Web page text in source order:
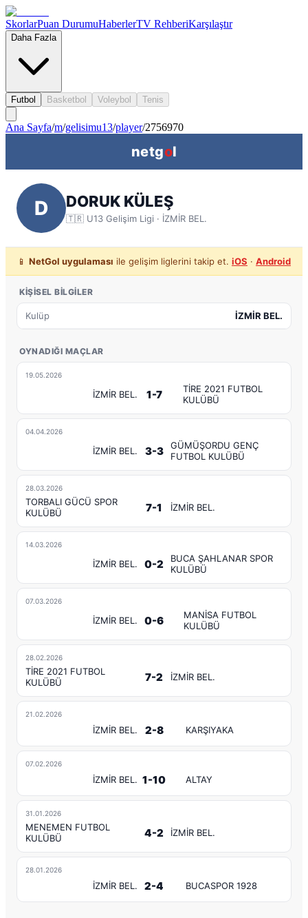
SkorlarPuan DurumuHaberlerTV RehberiKarşılaştır
Daha Fazla
Futbol Basketbol Voleybol Tenis
Ana Sayfa/m/gelisimu13/player/2756970
netgol
D DORUK KÜLEŞ
🇹🇷 U13 Gelişim Ligi · İZMİR BEL.
📱 NetGol uygulaması ile gelişim liglerini takip et. iOS · Android
KIŞISEL BILGILER
Kulüp İZMİR BEL.
OYNADIĞI MAÇLAR
19.05.2026
İZMİR BEL. 1-7
TİRE 2021 FUTBOL
KULÜBÜ
04.04.2026
İZMİR BEL. 3-3
GÜMÜŞORDU GENÇ
FUTBOL KULÜBÜ
28.03.2026
TORBALI GÜCÜ SPOR
KULÜBÜ
7-1 İZMİR BEL.
14.03.2026
İZMİR BEL. 0-2
BUCA ŞAHLANAR SPOR
KULÜBÜ
07.03.2026
İZMİR BEL. 0-6
MANİSA FUTBOL
KULÜBÜ
28.02.2026
TİRE 2021 FUTBOL
KULÜBÜ
7-2 İZMİR BEL.
21.02.2026
İZMİR BEL. 2-8 KARŞIYAKA
07.02.2026
İZMİR BEL. 1-10 ALTAY
31.01.2026
MENEMEN FUTBOL
KULÜBÜ
4-2 İZMİR BEL.
28.01.2026
İZMİR BEL. 2-4 BUCASPOR 1928